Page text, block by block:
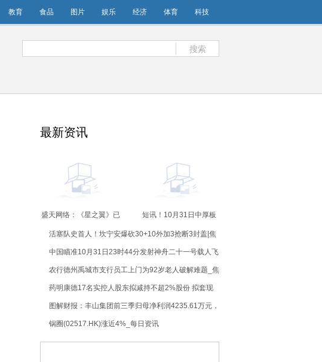
教育 食品 图片 娱乐 经济 体育 科技
搜索
最新资讯
盛天网络：《星之翼》已
屋旗下经典IP《Frame
以及知名模玩品牌《大漫
匠AniMester | 核金重
构》系列展开联动，IP价
值受到广泛认可
短讯！10月31日中厚板
活塞队史首人！坎宁安爆砍30+10外加3抢断3封盖|焦
点快报
中国瞄准10月31日23时44分发射神舟二十一号载人飞
船
农行德州禹城市支行员工上门为92岁老人破解难题_焦
点快播
药明康德17名实控人股东拟减持不超2%股份 拟套现
63亿_速看料
图解财报：丰山集团前三季归母净利润4235.61万元，
同比增长271.03%
锅圈(02517.HK)涨近4%_每日资讯